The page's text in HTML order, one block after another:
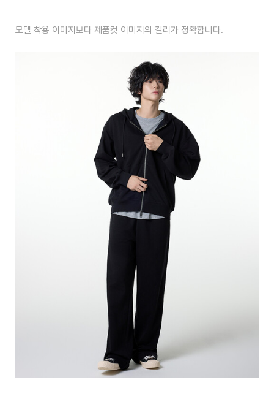
모델 착용 이미지보다 제품컷 이미지의 컬러가 정확합니다.